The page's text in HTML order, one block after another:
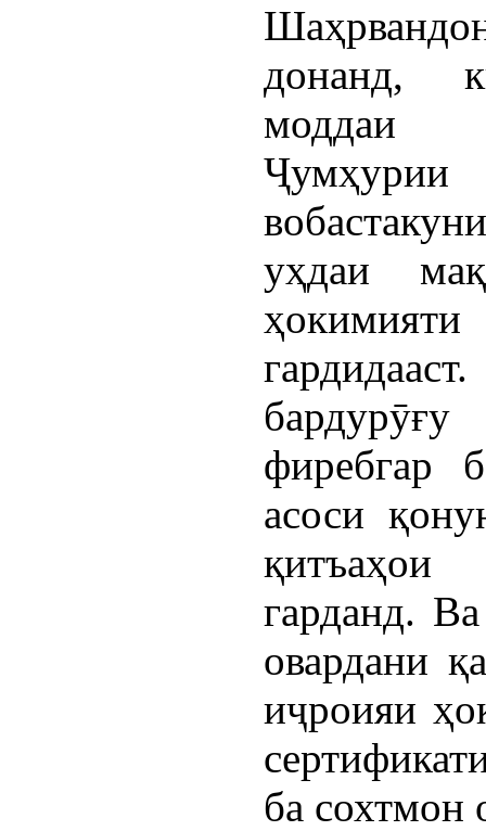
донанд,
моддаи
уҳдаи
фиребгар
асоси
гарданд.
овардани
иҷроияи
ба сохтмон